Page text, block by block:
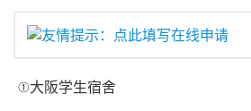
友情提示：点此填写在线申请
①大阪学生宿舍